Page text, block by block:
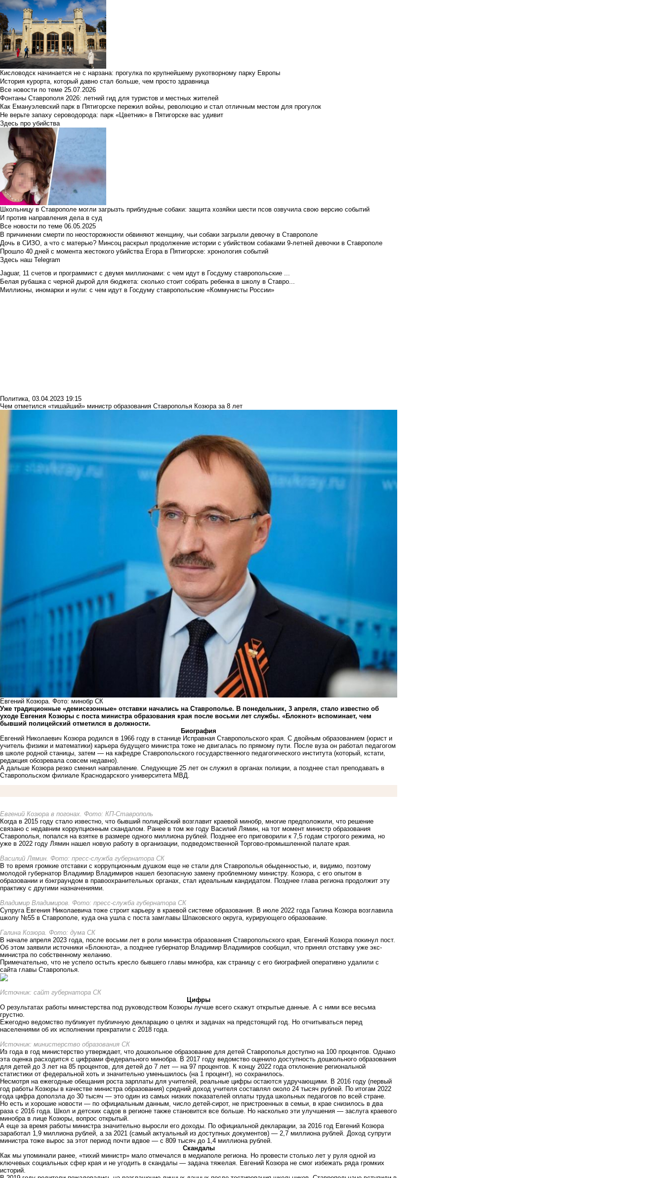
Кисловодск начинается не с нарзана: прогулка по крупнейшему рукотворному парку Европы
История курорта, который давно стал больше, чем просто здравница
Все новости по теме 25.07.2026
Фонтаны Ставрополя 2026: летний гид для туристов и местных жителей
Как Емануэлевский парк в Пятигорске пережил войны, революцию и стал отличным местом для прогулок
Не верьте запаху сероводорода: парк «Цветник» в Пятигорске вас удивит
Здесь про убийства
Школьницу в Ставрополе могли загрызть приблудные собаки: защита хозяйки шести псов озвучила свою версию событий
И против направления дела в суд
Все новости по теме 06.05.2025
В причинении смерти по неосторожности обвиняют женщину, чьи собаки загрызли девочку в Ставрополе
Дочь в СИЗО, а что с матерью? Минсоц раскрыл продолжение истории с убийством собаками 9-летней девочки в Ставрополе
Прошло 40 дней с момента жестокого убийства Егора в Пятигорске: хронология событий
Здесь наш Telegram
Jaguar, 11 счетов и программист с двумя миллионами: с чем идут в Госдуму ставропольские ...
Белая рубашка с черной дырой для бюджета: сколько стоит собрать ребенка в школу в Ставро...
Миллионы, иномарки и нули: с чем идут в Госдуму ставропольские «Коммунисты России»
Политика, 03.04.2023 19:15
Чем отметился «тишайший» министр образования Ставрополья Козюра за 8 лет
Евгений Козюра. Фото: минобр СК
Уже традиционные «демисезонные» отставки начались на Ставрополье. В понедельник, 3 апреля, стало известно об
уходе Евгения Козюры с поста министра образования края после восьми лет службы. «Блокнот» вспоминает, чем
бывший полицейский отметился в должности.
Биография
Евгений Николаевич Козюра родился в 1966 году в станице Исправная Ставропольского края. С двойным образованием (юрист и
учитель физики и математики) карьера будущего министра тоже не двигалась по прямому пути. После вуза он работал педагогом
в школе родной станицы, затем — на кафедре Ставропольского государственного педагогического института (который, кстати,
редакция обозреваласовсем недавно).
А дальше Козюра резко сменил направление. Следующие 25 лет он служил в органах полиции, а позднее стал преподавать в
Ставропольском филиале Краснодарского университета МВД.
Евгений Козюра в погонах. Фото: КП-Ставрополь
Когда в 2015 году стало известно, что бывший полицейский возглавит краевой минобр, многие предположили, что решение
связано с недавним коррупционным скандалом. Ранее в том же году Василий Лямин, на тот момент министр образования
Ставрополья, попался на взятке в размере одного миллиона рублей. Позднее его приговорили к 7,5 годам строгого режима, но
уже в 2022 году Лямин нашел новую работу в организации, подведомственной Торгово-промышленной палате края.
Василий Лямин. Фото: пресс-служба губернатора СК
В то время громкие отставки с коррупционным душком еще не стали для Ставрополья обыденностью, и, видимо, поэтому
молодой губернатор Владимир Владимиров нашел безопасную замену проблемному министру. Козюра, с его опытом в
образовании и бэкграундом в правоохранительных органах, стал идеальным кандидатом. Позднее глава региона продолжит эту
практику с другими назначениями.
Владимир Владимиров. Фото: пресс-служба губернатора СК
Супруга Евгения Николаевича тоже строит карьеру в краевой системе образования. В июле 2022 года Галина Козюра возглавила
школу №55 в Ставрополе, куда она ушла с поста замглавы Шпаковского округа, курирующего образование.
Галина Козюра. Фото: дума СК
В начале апреля 2023 года, после восьми лет в роли министра образования Ставропольского края, Евгений Козюра покинул пост.
Об этом заявили источники «Блокнота», а позднее губернатор Владимир Владимиров сообщил, что принял отставку уже экс-
министра по собственному желанию.
Примечательно, что не успело остыть кресло бывшего главы минобра, как страницу с его биографией оперативно удалили с
сайта главы Ставрополья.
Источник: сайт губернатора СК
Цифры
О результатах работы министерства под руководством Козюры лучше всего скажут открытые данные. А с ними все весьма
грустно.
Ежегодно ведомство публикует публичную декларацию о целях и задачах на предстоящий год. Но отчитываться перед
населениями об их исполнении прекратили с 2018 года.
Источник: министерство образования СК
Из года в год министерство утверждает, что дошкольное образование для детей Ставрополья доступно на 100 процентов. Однако
эта оценка расходится с цифрами федерального минобра. В 2017 году ведомство оценило доступность дошкольного образования
для детей до 3 лет на 85 процентов, для детей до 7 лет — на 97 процентов. К концу 2022 года отклонение региональной
статистики от федеральной хоть и значительно уменьшилось (на 1 процент), но сохранилось.
Несмотря на ежегодные обещания роста зарплаты для учителей, реальные цифры остаются удручающими. В 2016 году (первый
год работы Козюры в качестве министра образования) средний доход учителя составлял около 24 тысяч рублей. По итогам 2022
года цифра доползладо 30 тысяч — это один из самых низких показателей оплаты труда школьных педагогов по всей стране.
Но есть и хорошие новости — по официальным данным, число детей-сирот, не пристроенных в семьи, в крае снизилось в два
раза с 2016 года. Школ и детских садов в регионе также становится все больше. Но насколько эти улучшения — заслуга краевого
минобра в лице Козюры, вопрос открытый.
А еще за время работы министра значительно выросли его доходы. По официальной декларации, за 2016 год Евгений Козюра
заработал 1,9 миллиона рублей, а за 2021 (самый актуальный из доступных документов) — 2,7 миллиона рублей. Доход супруги
министра тоже вырос за этот период почти вдвое — с 809 тысяч до 1,4 миллиона рублей.
Скандалы
Как мы упоминали ранее, «тихий министр» мало отмечался в медиаполе региона. Но провести столько лет у руля одной из
ключевых социальных сфер края и не угодить в скандалы — задача тяжелая. Евгений Козюра не смог избежать ряда громких
историй.